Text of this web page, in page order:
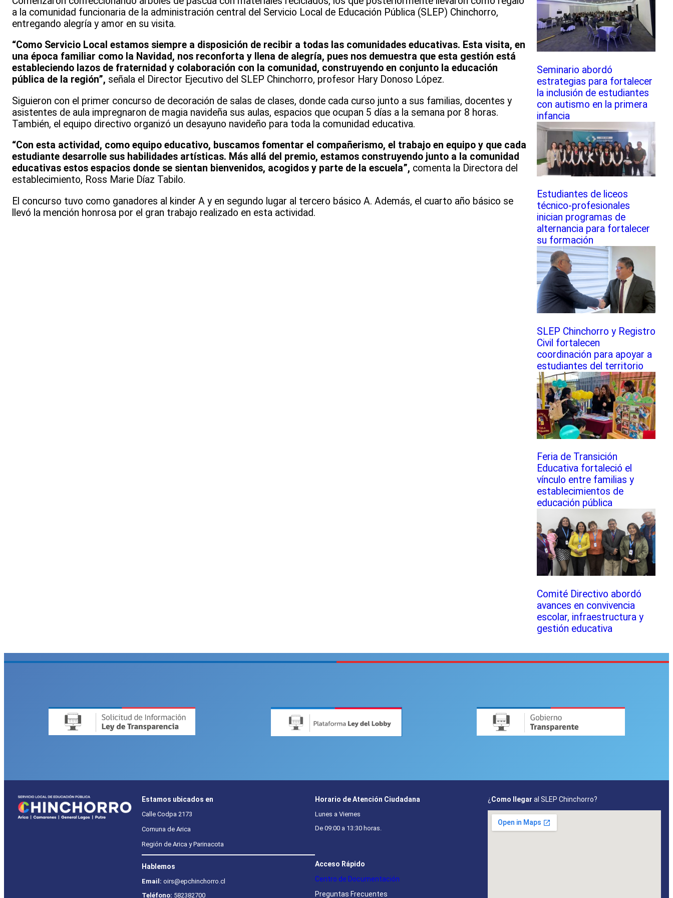
a la comunidad funcionaria de la administración central del Servicio Local de Educación Pública (SLEP) Chinchorro,
entregando alegría y amor en su visita.
“Como Servicio Local estamos siempre a disposición de recibir a todas las comunidades educativas. Esta visita, en
una época familiar como la Navidad, nos reconforta y llena de alegría, pues nos demuestra que esta gestión está
estableciendo lazos de fraternidad y colaboración con la comunidad, construyendo en conjunto la educación
pública de la región”, señala el Director Ejecutivo del SLEP Chinchorro, profesor Hary Donoso López.
Siguieron con el primer concurso de decoración de salas de clases, donde cada curso junto a sus familias, docentes y
asistentes de aula impregnaron de magia navideña sus aulas, espacios que ocupan 5 días a la semana por 8 horas.
También, el equipo directivo organizó un desayuno navideño para toda la comunidad educativa.
“Con esta actividad, como equipo educativo, buscamos fomentar el compañerismo, el trabajo en equipo y que cada
estudiante desarrolle sus habilidades artísticas. Más allá del premio, estamos construyendo junto a la comunidad
educativas estos espacios donde se sientan bienvenidos, acogidos y parte de la escuela”, comenta la Directora del
establecimiento, Ross Marie Díaz Tabilo.
El concurso tuvo como ganadores al kinder A y en segundo lugar al tercero básico A. Además, el cuarto año básico se
llevó la mención honrosa por el gran trabajo realizado en esta actividad.
Seminario abordó
estrategias para fortalecer
la inclusión de estudiantes
con autismo en la primera
infancia
Estudiantes de liceos
técnico-profesionales
inician programas de
alternancia para fortalecer
su formación
SLEP Chinchorro y Registro
Civil fortalecen
coordinación para apoyar a
estudiantes del territorio
Feria de Transición
Educativa fortaleció el
vínculo entre familias y
establecimientos de
educación pública
Comité Directivo abordó
avances en convivencia
escolar, infraestructura y
gestión educativa
Estamos ubicados en
Calle Codpa 2173
Comuna de Arica
Región de Arica y Parinacota
Hablemos
Email:oirs@epchinchorro.cl
Teléfono: 582382700
Horario de Atención Ciudadana
Lunes a Viernes
De 09:00 a 13:30 horas.
Acceso Rápido
Centro de Documentación
Preguntas Frecuentes
¿ Como llegar al SLEP Chinchorro?